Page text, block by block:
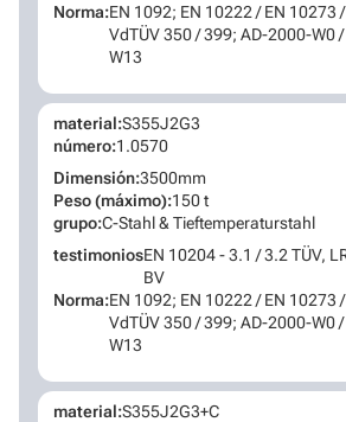
Norma:EN 1092; EN 10222 / EN 10273
VdTÜV 350 / 399; AD-2000-W0 /
W13
material:S355J2G3
número:1.0570
Dimensión:3500mm
Peso (máximo):150 t
grupo:C-Stahl & Tieftemperaturstahl
testimoniosEN 10204 - 3.1 / 3.2 TÜV,
BV
Norma:EN 1092; EN 10222 / EN 10273
VdTÜV 350 / 399; AD-2000-W0 /
W13
material:S355J2G3+C